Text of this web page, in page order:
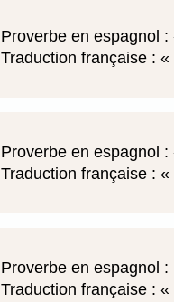
Proverbe en espagnol :
Traduction française :
Proverbe en espagnol :
Traduction française :
Proverbe en espagnol :
Traduction française :